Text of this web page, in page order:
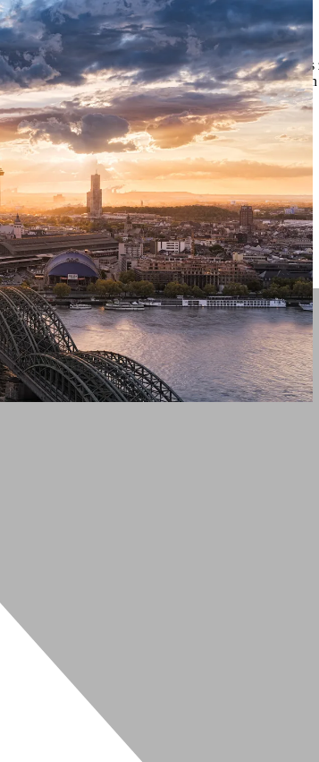
über Cookies ein verbessertes
Über „anpassen” können Sie Ihre
gespeichert.